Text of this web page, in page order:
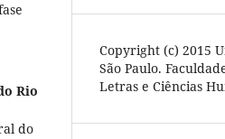
Rio
do
Copyright (c) 2015
São Paulo.
Letras e Ciências